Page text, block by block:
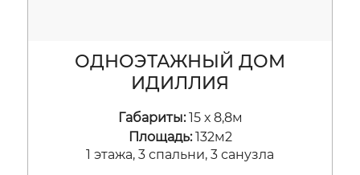
ОДНОЭТАЖНЫЙ ДОМ
ИДИЛЛИЯ
Габариты:15 х 8,8м
Площадь:132м2
1 этажа, 3 спальни, 3 санузла